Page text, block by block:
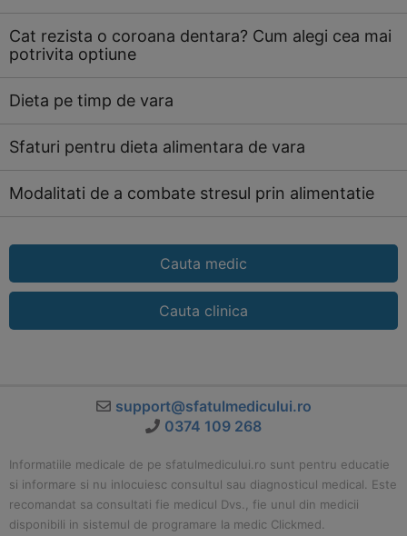
Cat rezista o coroana dentara? Cum alegi cea mai
potrivita optiune
Dieta pe timp de vara
Sfaturi pentru dieta alimentara de vara
Modalitati de a combate stresul prin alimentatie
Cauta medic
Cauta clinica
support@sfatulmedicului.ro
0374 109 268
Informatiile medicale de pe sfatulmedicului.ro sunt pentru educatie
si informare si nu inlocuiesc consultul sau diagnosticul medical. Este
recomandat sa consultati fie medicul Dvs., fie unul din medicii
disponibili in sistemul de programare la medic Clickmed.